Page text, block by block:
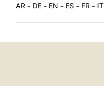
AR - DE - EN - ES - FR - IT